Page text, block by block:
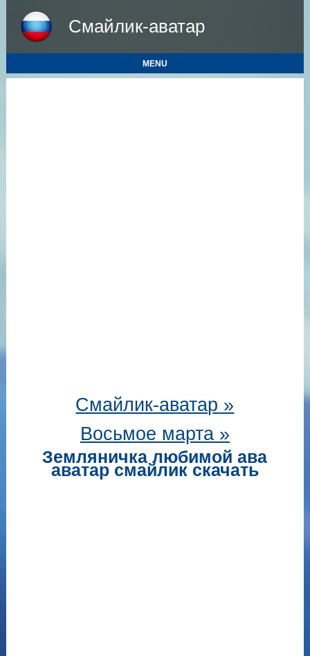
Смайлик-аватар
MENU
Смайлик-аватар »
Восьмое марта »
Земляничка любимой ава
аватар смайлик скачать